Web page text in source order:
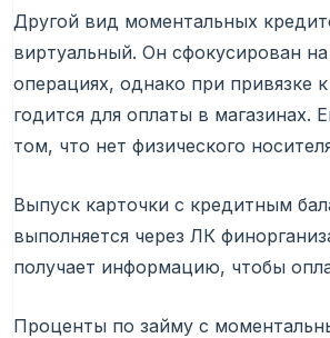
Другой вид моментальных
виртуальный. Он сфокусирован
операциях, однако при привязке
годится для оплаты в магазинах.
том, что нет физического
Выпуск карточки с кредитным
выполняется через ЛК
получает информацию, чтобы
Проценты по займу с